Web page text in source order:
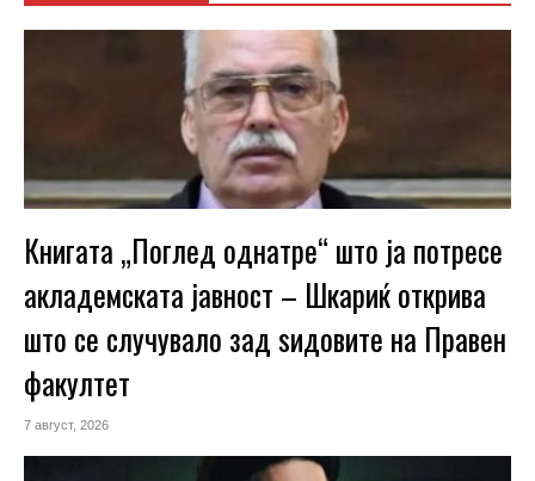
Книгата „Поглед однатре“ што ја потресе
акладемската јавност – Шкариќ открива
што се случувало зад ѕидовите на Правен
факултет
7 август, 2026